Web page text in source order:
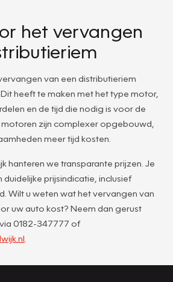
het vervangen
van een distributieriem
heeft te maken met het type motor,
en de tijd die nodig is voor de
zijn complexer opgebouwd,
meer tijd kosten.
hanteren we transparante prijzen. Je
prijsindicatie, inclusief
Wilt u weten wat het vervangen van
uw auto kost? Neem dan gerust
0182-347777 of